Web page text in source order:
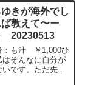
らう良い機会だか
ゆきが海外でし
ば教えて〜ー
20230513
：も汁 ￥1,000ひ
そんなに自分が
です。ただ先生